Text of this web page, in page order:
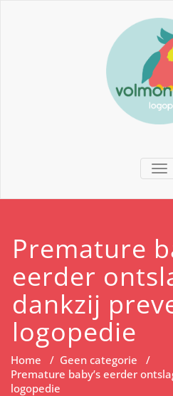
Premature
eerder
dankzij
logopedie
Home / Geen categorie /
Premature baby’s eerder
logopedie